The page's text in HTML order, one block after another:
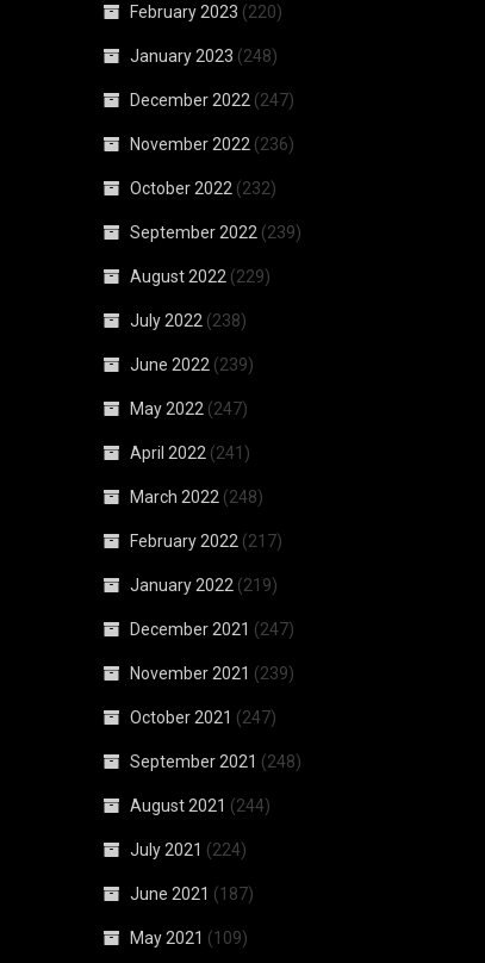
February 2023 (220)
January 2023 (248)
December 2022 (247)
November 2022 (236)
October 2022 (232)
September 2022 (239)
August 2022 (229)
July 2022 (238)
June 2022 (239)
May 2022 (247)
April 2022 (241)
March 2022 (248)
February 2022 (217)
January 2022 (219)
December 2021 (247)
November 2021 (239)
October 2021 (247)
September 2021 (248)
August 2021 (244)
July 2021 (224)
June 2021 (187)
May 2021 (109)